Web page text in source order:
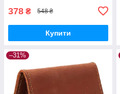
378 ₴ 548 ₴
Купити
–31%